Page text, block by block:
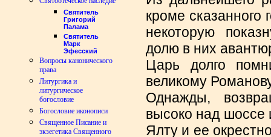
Святитель
Григорий
Палама
Святитель
Марк
Эфесский
Вопросы канонического
права
Литургика и
литургическое
богословие
Богословие иконописи
Священное Писание и
экзегетика Священного
кроме сказанного
некоторую
долю в них
Царь долго
великому
Однажды,
высоко над
Ялту и ее